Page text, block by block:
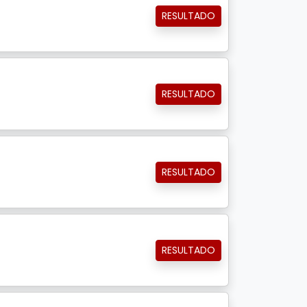
RESULTADO
RESULTADO
RESULTADO
RESULTADO